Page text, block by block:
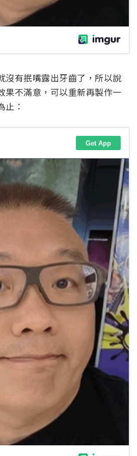
沒有抿嘴露出牙齒了，所以說
果不滿意，可以重新再製作一
止：